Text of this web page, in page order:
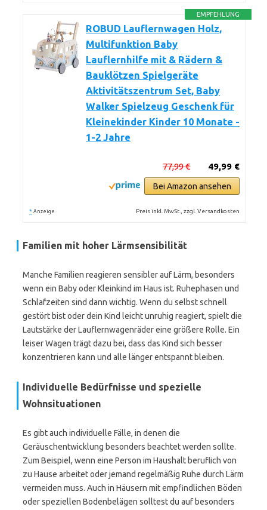
EMPFEHLUNG
ROBUD Lauflernwagen Holz,
Multifunktion Baby
Lauflernhilfe mit & Rädern &
Bauklötzen Spielgeräte
Aktivitätszentrum Set, Baby
Walker Spielzeug Geschenk für
Kleinekinder Kinder 10 Monate -
1-2 Jahre
49,99 €
77,99 €
Bei Amazon ansehen
* Anzeige Preis inkl. MwSt., zzgl. Versandkosten
Familien mit hoher Lärmsensibilität
Manche Familien reagieren sensibler auf Lärm, besonders
wenn ein Baby oder Kleinkind im Haus ist. Ruhephasen und
Schlafzeiten sind dann wichtig. Wenn du selbst schnell
gestört bist oder dein Kind leicht unruhig reagiert, spielt die
Lautstärke der Lauflernwagenräder eine größere Rolle. Ein
leiser Wagen trägt dazu bei, dass das Kind sich besser
konzentrieren kann und alle länger entspannt bleiben.
Individuelle Bedürfnisse und spezielle
Wohnsituationen
Es gibt auch individuelle Fälle, in denen die
Geräuschentwicklung besonders beachtet werden sollte.
Zum Beispiel, wenn eine Person im Haushalt beruflich von
zu Hause arbeitet oder jemand regelmäßig Ruhe durch Lärm
vermeiden muss. Auch in Häusern mit empfindlichen Böden
oder speziellen Bodenbelägen solltest du auf besonders